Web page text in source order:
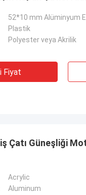
52*10 mm Alüminyum
Plastik
Polyester veya Akrilik
Fiyat
Çatı Güneşliği
Acrylic
Aluminum